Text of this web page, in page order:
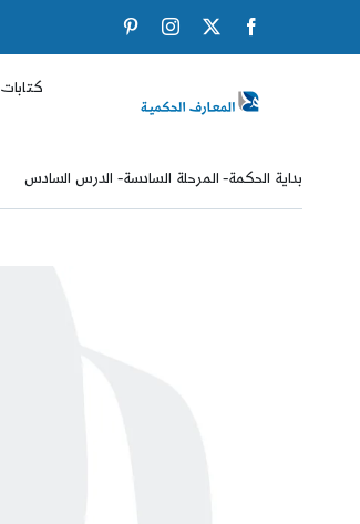
Facebook
X
Instagram
كتابات
بداية الحكمة- المرحلة السادسة- الدرس السادس